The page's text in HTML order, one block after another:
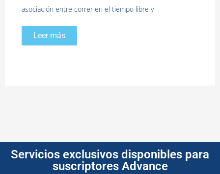
asociación entre correr en el tiempo libre y
Leer más
Servicios exclusivos disponibles para
suscriptores Advance